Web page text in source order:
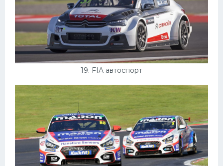
19. FIA автоспорт